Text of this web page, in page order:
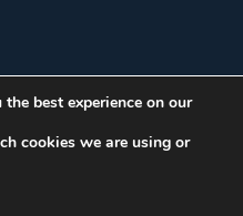
I – 4º Andar Edifício:
70.040-913 - Brasília/DF
best experience on our
cookies we are using or